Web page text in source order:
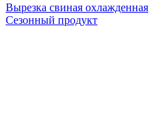
Вырезка свиная охлажденная
Сезонный продукт